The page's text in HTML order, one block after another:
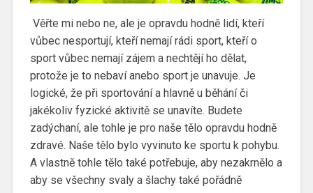
Věřte mi nebo ne, ale je opravdu hodně lidí, kteří
vůbec nesportují, kteří nemají rádi sport, kteří o
sport vůbec nemají zájem a nechtějí ho dělat,
protože je to nebaví anebo sport je unavuje. Je
logické, že při sportování a hlavně u běhání či
jakékoliv fyzické aktivitě se unavíte. Budete
zadýchaní, ale tohle je pro naše tělo opravdu hodně
zdravé. Naše tělo bylo vyvinuto ke sportu k pohybu.
A vlastně tohle tělo také potřebuje, aby nezakrnělo a
aby se všechny svaly a šlachy také pořádně